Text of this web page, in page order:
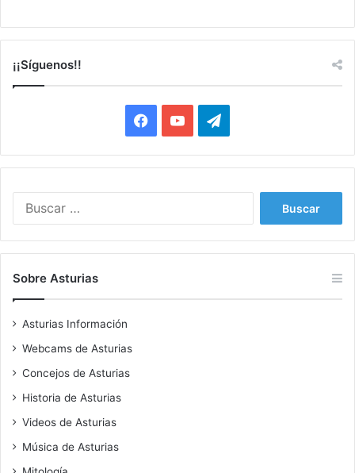
¡¡Síguenos!!
Facebook
YouTubeTelegram
Sobre Asturias
Asturias Información
Webcams de Asturias
Concejos de Asturias
Historia de Asturias
Videos de Asturias
Música de Asturias